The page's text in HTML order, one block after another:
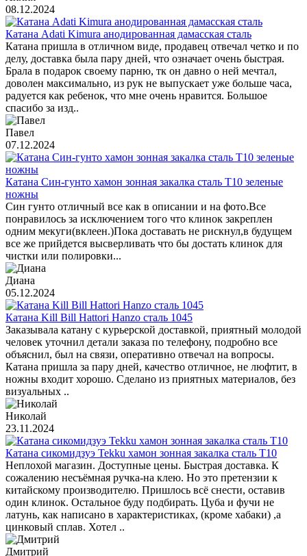
08.12.2024
Катана Adati Kimura анодированная дамасская сталь
Катана пришла в отличном виде, продавец отвечал четко и по
делу, доставка была пару дней, что означает очень быстрая.
Брала в подарок своему парню, тк он давно о ней мечтал,
доволен максимально, из рук не выпускает уже больше часа,
радуется как ребенок, что мне очень нравится. Большое
спасибо за изд..
Павел
07.12.2024
Катана Син-гунто хамон зонная закалка сталь T10 зеленые
ножны
Син гунто отличный все как в описании и на фото.Все
понравилось за исключением того что клинок закреплен
одним мекуги(вклеен.)Пока доставать не рискнул,в будущем
все же прийдется высверливать что бы достать клинок для
чистки или полировки...
Диана
05.12.2024
Катана Kill Bill Hattori Hanzo сталь 1045
Заказывала катану с курьерской доставкой, приятный молодой
человек уточнил детали заказа по телефону, подробно все
объяснил, был на связи, оперативно отвечал на вопросы.
Катана пришла за пару дней, качество отличное, не люфтит, в
ножны входит хорошо. Сделано из приятных материалов, без
визуальных ..
Николай
23.11.2024
Катана сикомидзуэ Tekku хамон зонная закалка сталь T10
Неплохой магазин. Доступные цены. Быстрая доставка. К
сожалению несъёмная ручка-на клею. Но это претензии к
китайскому производителю. Пришлось всё снести, оставив
один клинок. Остальное буду подбирать. Цуба и фучи не
латунь, как написано в характеристиках, (кроме хабаки) ,а
цинковый сплав. Хотел ..
Дмитрий